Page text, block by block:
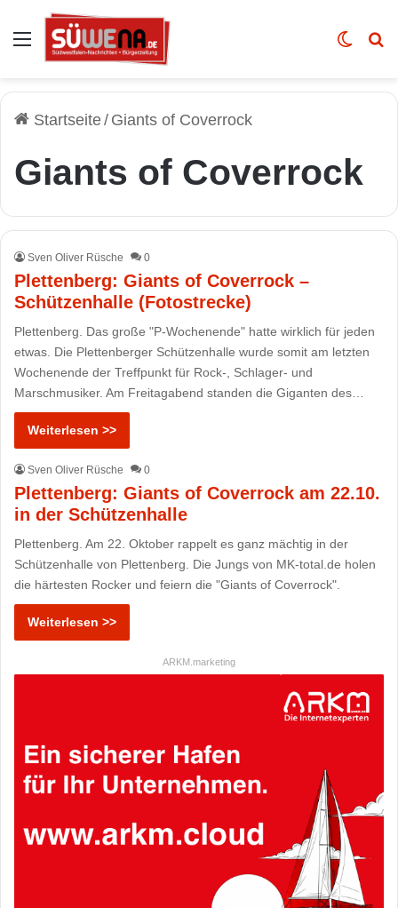
Auswahl Skin
Startseite/ Giants of Coverrock
Giants of Coverrock
Sven Oliver Rüsche 0
Plettenberg: Giants of Coverrock –
Schützenhalle (Fotostrecke)
Plettenberg. Das große "P-Wochenende" hatte wirklich für jeden
etwas. Die Plettenberger Schützenhalle wurde somit am letzten
Wochenende der Treffpunkt für Rock-, Schlager- und
Marschmusiker. Am Freitagabend standen die Giganten des…
Weiterlesen >>
Sven Oliver Rüsche 0
Plettenberg: Giants of Coverrock am 22.10.
in der Schützenhalle
Plettenberg. Am 22. Oktober rappelt es ganz mächtig in der
Schützenhalle von Plettenberg. Die Jungs von MK-total.de holen
die härtesten Rocker und feiern die "Giants of Coverrock".
Weiterlesen >>
ARKM.marketing